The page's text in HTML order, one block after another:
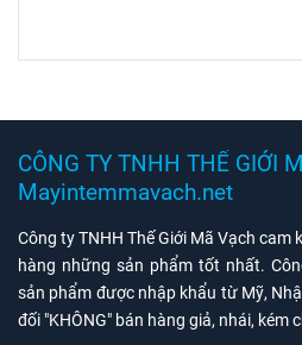
CÔNG TY TNHH THẾ GIỚI
Mayintemmavach.net
Công ty TNHH Thế Giới Mã Vạch cam
hàng những sản phẩm tốt nhất.
sản phẩm được nhập khẩu từ Mỹ,
đối "KHÔNG" bán hàng giả, nhái, kém